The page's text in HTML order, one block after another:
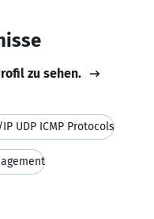
zu sehen.
IP UDP ICMP Protocols